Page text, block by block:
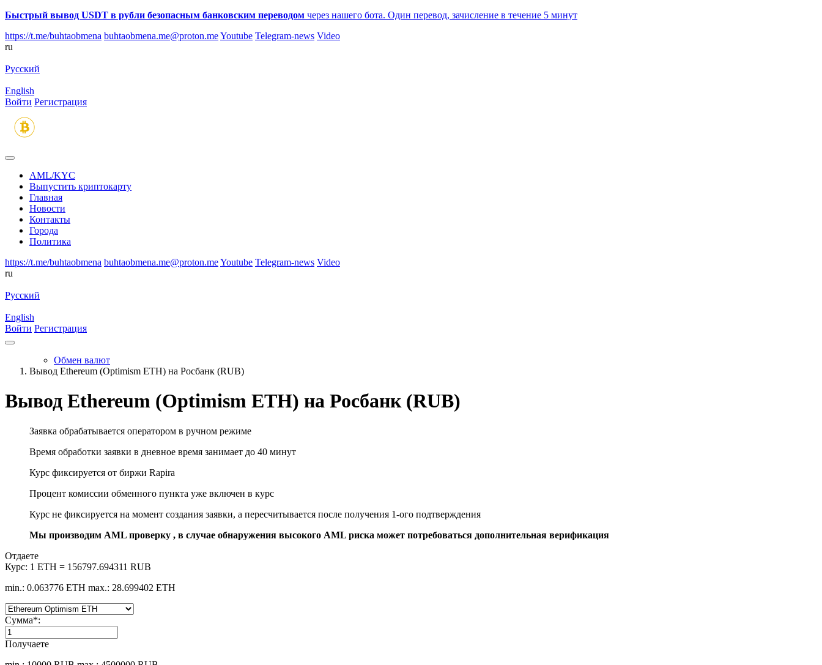
Быстрый вывод USDT в рубли безопасным банковским переводом через нашего бота. Один перевод, зачисление в течение 5 минут
https://t.me/buhtaobmena buhtaobmena.me@proton.meYoutube Telegram-news Video
ru
Русский
English
Войти Регистрация
AML/KYC
Выпустить криптокарту
Главная
Новости
Контакты
Города
Политика
https://t.me/buhtaobmena buhtaobmena.me@proton.meYoutube Telegram-news Video
ru
Русский
English
Войти Регистрация
Обмен валют
Вывод Ethereum (Optimism ETH) на Росбанк (RUB)
Вывод Ethereum (Optimism ETH) на Росбанк (RUB)
Заявка обрабатывается оператором в ручном режиме
Время обработки заявки в дневное время занимает до 40 минут
Курс фиксируется от биржи Rapira
Процент комиссии обменного пункта уже включен в курс
Курс не фиксируется на момент создания заявки, а пересчитывается после получения 1-ого подтверждения
Мы производим AML проверку , в случае обнаружения высокого AML риска может потребоваться дополнительная верификация
Отдаете
Курс: 1 ETH = 156797.694311 RUB
min.: 0.063776 ETH max.: 28.699402 ETH
Сумма*:
Получаете